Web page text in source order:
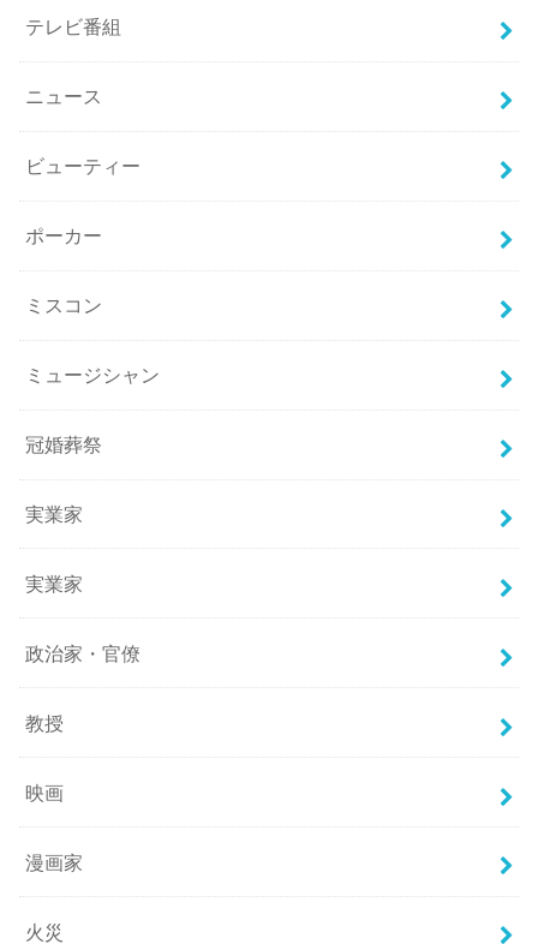
テレビ番組
ニュース
ビューティー
ポーカー
ミスコン
ミュージシャン
冠婚葬祭
実業家
実業家
政治家・官僚
教授
映画
漫画家
火災